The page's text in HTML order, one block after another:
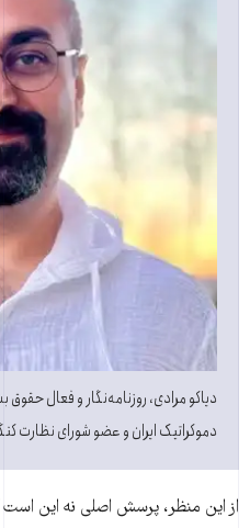
دیاکو مرادی، روزنامەنگار و فعال
دموکراتیک ایران و عضو شورای نظارت
از این منظر، پرسش اصلی نه این